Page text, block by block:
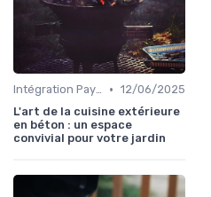
Intégration Paysagère et Décoration • 12/06/2025
L'art de la cuisine extérieure
en béton : un espace
convivial pour votre jardin